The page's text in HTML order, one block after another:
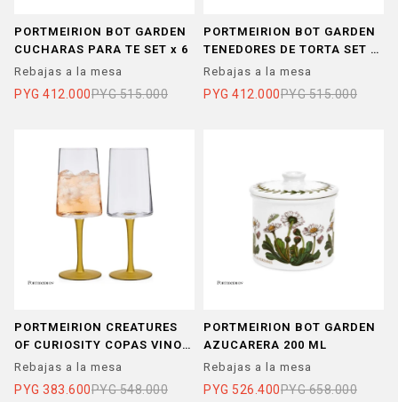
PORTMEIRION BOT GARDEN
CUCHARAS PARA TE SET x 6
Rebajas a la mesa
PYG 412.000PYG 515.000
PORTMEIRION BOT GARDEN
TENEDORES DE TORTA SET x
6
Rebajas a la mesa
PYG 412.000PYG 515.000
PORTMEIRION CREATURES
OF CURIOSITY COPAS VINO
SET X 2
Rebajas a la mesa
PYG 383.600PYG 548.000
PORTMEIRION BOT GARDEN
AZUCARERA 200 ML
Rebajas a la mesa
PYG 526.400PYG 658.000